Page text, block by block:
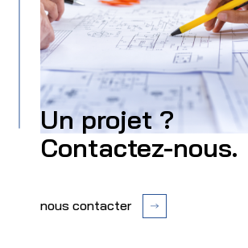
Un projet ?
Contactez-nous.
nous contacter